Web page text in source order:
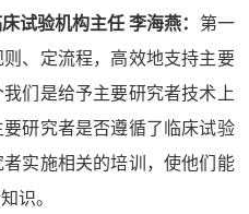
试验机构主任 李海燕： 第一
、定流程，高效地支持主要
们是给予主要研究者技术上
研究者是否遵循了临床试验
实施相关的培训，使他们能
识。